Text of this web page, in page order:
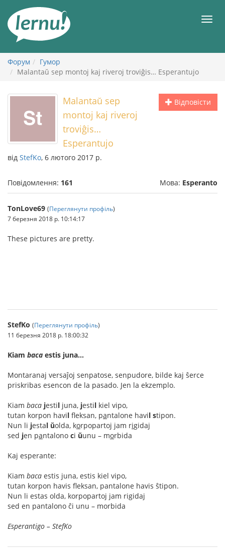
змісту
Форум
Гумор
Malantaŭ sep montoj kaj riveroj troviĝis… Esperantujo
Відповісти
Malantaŭ sep
montoj kaj riveroj
troviĝis…
Esperantujo
від StefKo, 6 лютого 2017 р.
Повідомлення: 161 Мова: Esperanto
TonLove69 (Переглянути профіль)
7 березня 2018 р. 10:14:17
These pictures are pretty.
StefKo (Переглянути профіль)
11 березня 2018 р. 18:00:32
Kiam baca estis juna…
Montaranaj versaĵoj senpatose, senpudore, bilde kaj ŝerce
priskribas esencon de la pasado. Jen la ekzemplo.
Kiam baca jestil juna, jestil kiel vipo,
tutan korpon havil fleksan, pantalone havil stipon.
Nun li jestal ŭolda, korpopartoj jam rigidaj
sed jen pantalono ci ŭunu – morbida
Kaj esperante:
Kiam baca estis juna, estis kiel vipo,
tutan korpon havis fleksan, pantalone havis ŝtipon.
Nun li estas olda, korpopartoj jam rigidaj
sed en pantalono ĉi unu – morbida
Esperantigo – StefKo